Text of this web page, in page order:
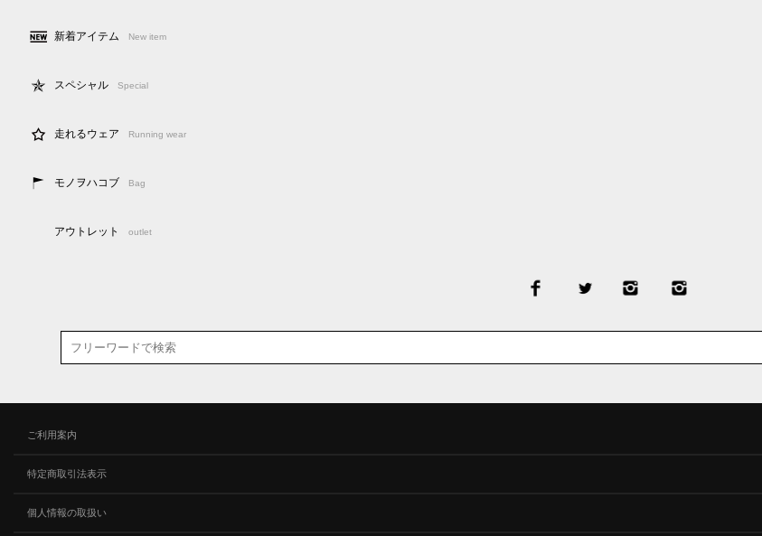
新着アイテム New item
スペシャル Special
走れるウェア Running wear
モノヲハコブ Bag
アウトレット outlet
ご利用案内
特定商取引法表示
個人情報の取扱い